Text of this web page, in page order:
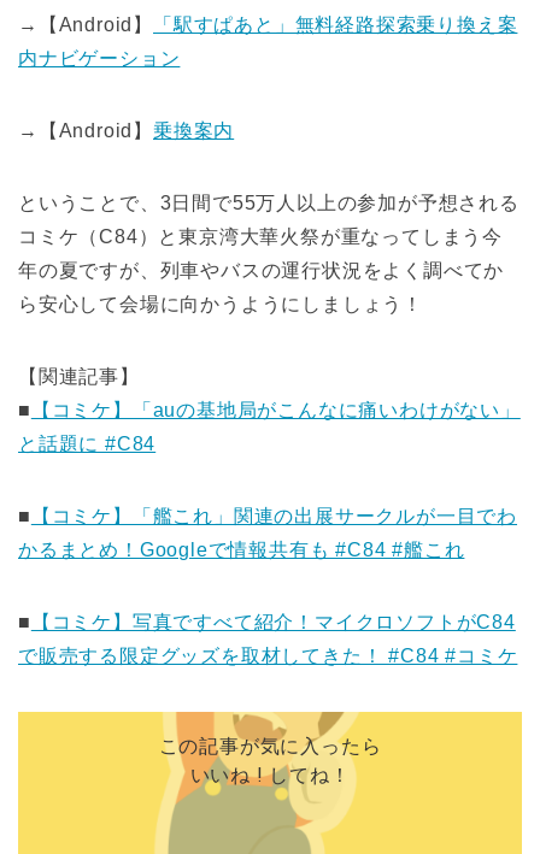
→【Android】
「駅すぱあと」無料経路探索乗り換え案
内ナビゲーション
→【Android】 乗換案内
ということで、3日間で55万人以上の参加が予想される
コミケ（C84）と東京湾大華火祭が重なってしまう今
年の夏ですが、列車やバスの運行状況をよく調べてか
ら安心して会場に向かうようにしましょう！
【関連記事】
■
【コミケ】「auの基地局がこんなに痛いわけがない」
と話題に #C84
■
【コミケ】「艦これ」関連の出展サークルが一目でわ
かるまとめ！Googleで情報共有も #C84 #艦これ
■
【コミケ】写真ですべて紹介！マイクロソフトがC84
で販売する限定グッズを取材してきた！ #C84 #コミケ
この記事が気に入ったら
いいね ! してね！